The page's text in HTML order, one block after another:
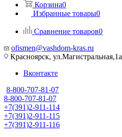
Корзина0
Избранные товары0
Сравнение товаров0
ofismen@vashdom-kras.ru
Красноярск, ул.Магистральная,1а
Вконтакте
8-800-707-81-07
8-800-707-81-07
+7(391)2-911-114
+7(391)2-911-115
+7(391)2-911-116